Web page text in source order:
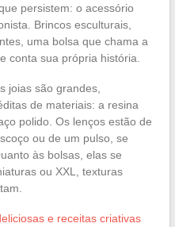
persistem: o acessório
Brincos esculturais,
uma bolsa que chama a
conta sua própria história.
joias são grandes,
de materiais: a resina
polido. Os lenços estão de
ou de um pulso, se
às bolsas, elas se
ou XXL, texturas
e receitas criativas